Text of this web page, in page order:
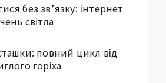
без зв’язку: інтернет
світла
повний цикл від
горіха